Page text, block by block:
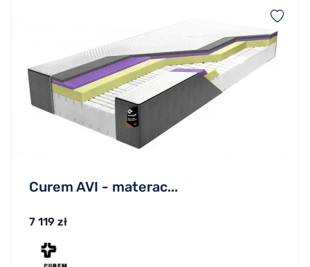
Curem AVI - materac...
7 119 zł